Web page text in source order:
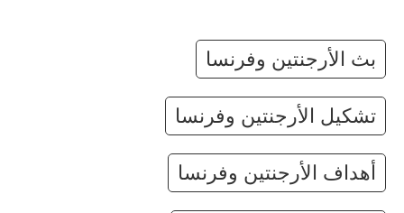
بث الأرجنتين وفرنسا
تشكيل الأرجنتين وفرنسا
أهداف الأرجنتين وفرنسا